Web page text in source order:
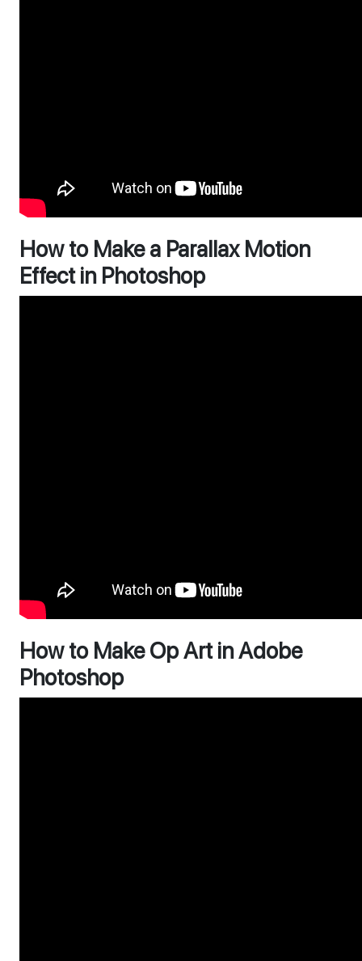
How to Make a Parallax Motion
Effect in Photoshop
How to Make Op Art in Adobe
Photoshop